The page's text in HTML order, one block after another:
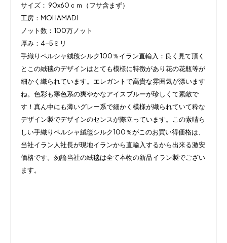
サイズ： 90x60ｃｍ（フサ含まず）
工房：MOHAMADI
ノット数：100万ノット
厚み：4-5ミリ
手織りペルシャ絨毯シルク100％イラン直輸入：良く見て頂く
とこの絨毯のデザインはとても模様に特徴があり花の花瓶等が
細かく織られています。エレガントで高貴な雰囲気が漂います
ね。色彩も寒色系の爽やかなアイスブルーが珍しくて素敵で
す！真ん中にも薄いグレー系で細かく模様が織られていて粋な
デザイン製でデザインのセンスが際立っています。この素晴ら
しい手織りペルシャ絨毯シルク100％がこのお買い得価格は、
当社イラン人社長が現地イランから直輸入するから出来る激安
価格です。勿論当社の絨毯は全て本物の新品イラン製でござい
ます。